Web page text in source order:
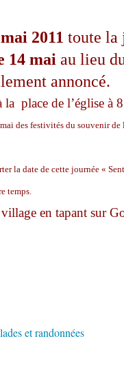
2011 toute la
14 mai au lieu
annoncé.
la place de l’église à
des festivités du souvenir de
la date de cette journée «
temps.
en tapant sur
et randonnées